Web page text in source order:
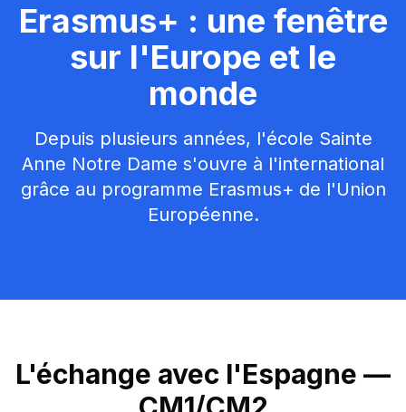
Erasmus+ : une fenêtre
sur l'Europe et le
monde
Depuis plusieurs années, l'école Sainte
Anne Notre Dame s'ouvre à l'international
grâce au programme Erasmus+ de l'Union
Européenne.
L'échange avec l'Espagne —